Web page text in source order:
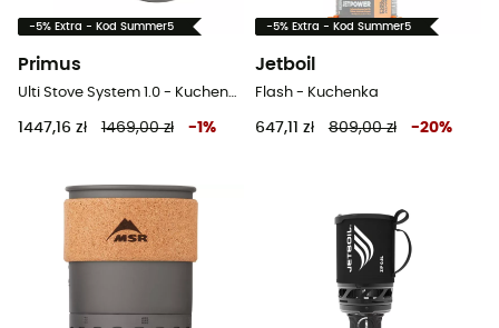
-5% Extra - Kod Summer5
Primus
1447,16 zł 1469,00 zł -1 %
-5% Extra - Kod Summer5
Jetboil
Flash - Kuchenka
647,11 zł 809,00 zł -20%